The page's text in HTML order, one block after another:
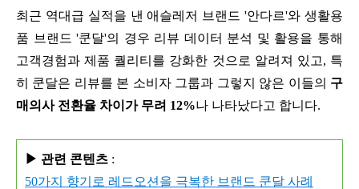
최근 역대급 실적을 낸 애슬레저 브랜드 '안다르'와 생활용
품 브랜드 '쿤달'의 경우 리뷰 데이터 분석 및 활용을 통해
고객경험과 제품 퀄리티를 강화한 것으로 알려져 있고, 특
히 쿤달은 리뷰를 본 소비자 그룹과 그렇지 않은 이들의 구
매의사 전환율 차이가 무려 12%나 나타났다고 합니다.
▶ 관련 콘텐츠 :
50가지 향기로 레드오션을 극복한 브랜드 쿤달 사례